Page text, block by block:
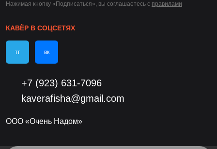
Нажимая кнопку «Подписаться», вы соглашаетесь c правилами
КАВЁР В СОЦСЕТЯХ
тг вк
+7 (923) 631-7096
kaverafisha@gmail.com
ООО «Очень Надом»